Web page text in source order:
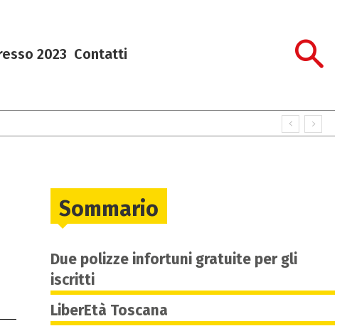
2023 Contatti
Sommario
Due polizze infortuni gratuite per gli
iscritti
LiberEtà Toscana